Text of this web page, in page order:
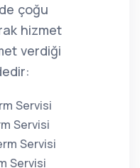
çoğu
hizmet
verdiği
Servisi
Servisi
Servisi
Servisi